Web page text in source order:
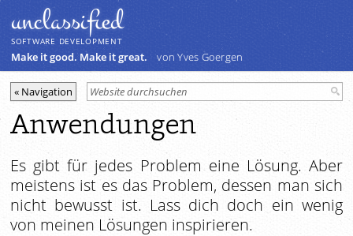
unclassiﬁed
SOFTWARE DEVELOPMENT
Make it good. Make it great. von Yves Goergen
Anwendungen
Es gibt für jedes Problem eine Lösung. Aber
meistens ist es das Problem, dessen man sich
nicht bewusst ist. Lass dich doch ein wenig
von meinen Lösungen inspirieren.